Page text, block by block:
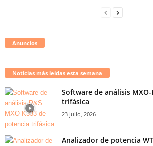
Anuncios
Noticias más leídas esta semana
Software de análisis
trifásica
23 julio, 2026
Analizador de potencia